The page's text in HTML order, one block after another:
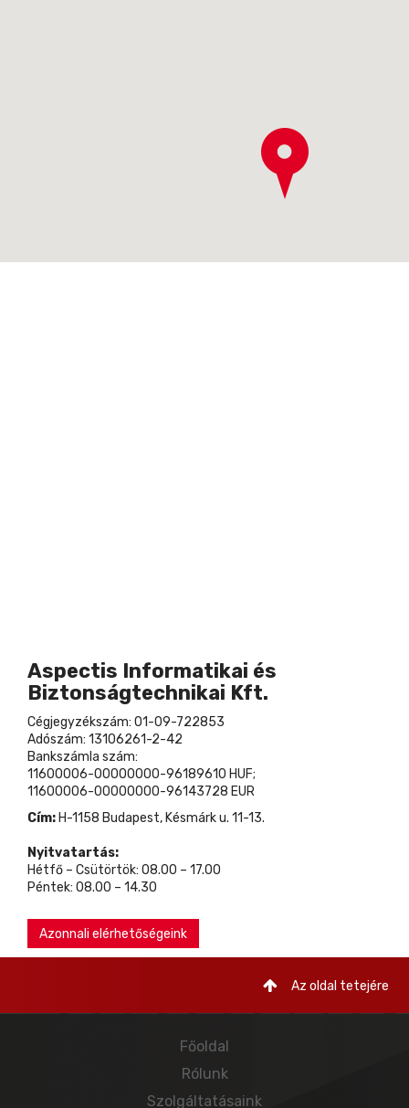
Aspectis Informatikai és
Biztonságtechnikai Kft.
Cégjegyzékszám: 01-09-722853
Adószám: 13106261-2-42
Bankszámla szám:
11600006-00000000-96189610 HUF;
11600006-00000000-96143728 EUR
Cím: H-1158 Budapest, Késmárk u. 11-13.
Nyitvatartás:
Hétfő – Csütörtök: 08.00 – 17.00
Péntek: 08.00 – 14.30
Azonnali elérhetőségeink
Az oldal tetejére
Főoldal
Rólunk
Szolgáltatásaink